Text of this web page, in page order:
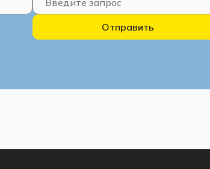
Отправить